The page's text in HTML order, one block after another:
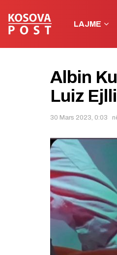
LAJME
Albin
Luiz
30 Mars 2023, 0:03